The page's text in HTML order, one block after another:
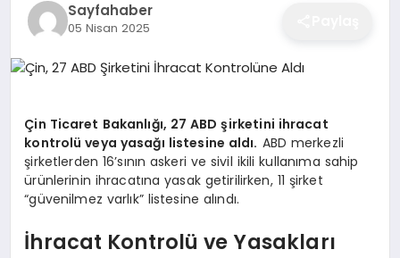
EĞITIM
EKONOMI
SAĞLIK
Sayfahaber
05 Nisan 2025
Çin Ticaret Bakanlığı, 27 ABD şirketini ihracat
kontrolü veya yasağı listesine aldı. ABD merkezli
şirketlerden 16’sının askeri ve sivil ikili kullanıma sahip
ürünlerinin ihracatına yasak getirilirken, 11 şirket
“güvenilmez varlık” listesine alındı.
İhracat Kontrolü ve Yasakları